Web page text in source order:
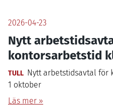
2026-04-23
Nytt arbetstidsavtal för
kontorsarbetstid
TULL Nytt arbetstidsavtal för
1 oktober
Läs mer »